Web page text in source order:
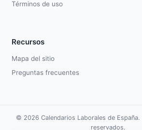
Términos de uso
Recursos
Mapa del sitio
Preguntas frecuentes
© 2026 Calendarios Laborales de
reservados.